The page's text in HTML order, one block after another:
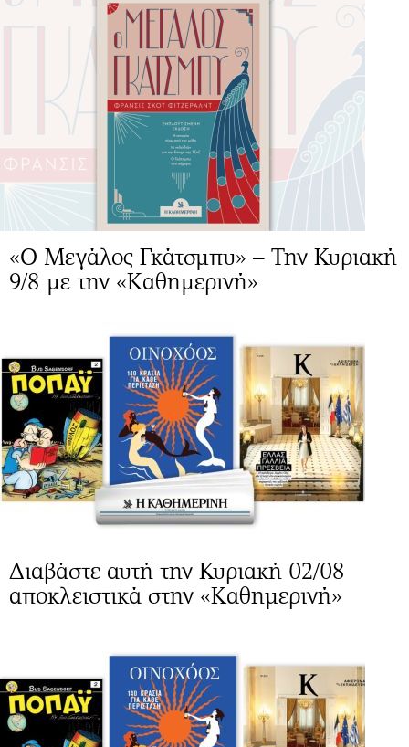
«Ο Μεγάλος Γκάτσμπυ» – Την Κυριακή
9/8 με την «Καθημερινή»
Διαβάστε αυτή την Κυριακή 02/08
αποκλειστικά στην «Καθημερινή»